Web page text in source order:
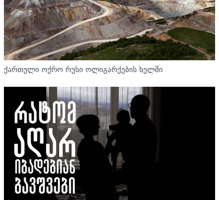
ქართული ოქრო რუსი ოლიგარქების ხელში